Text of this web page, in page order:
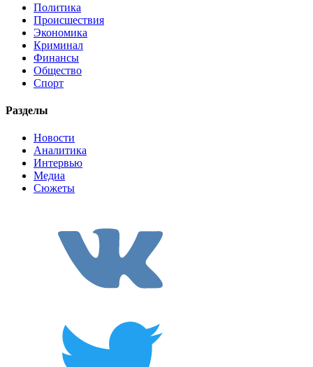
Политика
Происшествия
Экономика
Криминал
Финансы
Общество
Спорт
Разделы
Новости
Аналитика
Интервью
Медиа
Сюжеты